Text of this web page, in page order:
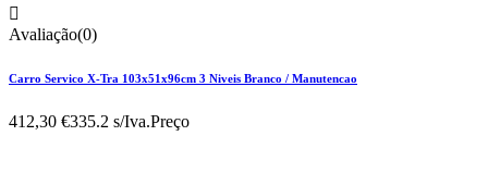

Avaliação(0)
Carro Servico X-Tra 103x51x96cm 3 Niveis Branco / Manutencao
412,30 €335.2 s/Iva.Preço